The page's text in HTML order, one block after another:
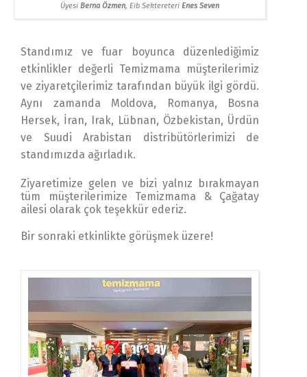
Üyesi Berna Özmen, Eib Sektereteri Enes Seven
Standımız ve fuar boyunca düzenlediğimiz
etkinlikler değerli Temizmama müşterilerimiz
ve ziyaretçilerimiz tarafından büyük ilgi gördü.
Aynı zamanda Moldova, Romanya, Bosna
Hersek, İran, Irak, Lübnan, Özbekistan, Ürdün
ve Suudi Arabistan distribütörlerimizi de
standımızda ağırladık.
Ziyaretimize gelen ve bizi yalnız bırakmayan
tüm müşterilerimize Temizmama & Çağatay
ailesi olarak çok teşekkür ederiz.
Bir sonraki etkinlikte görüşmek üzere!